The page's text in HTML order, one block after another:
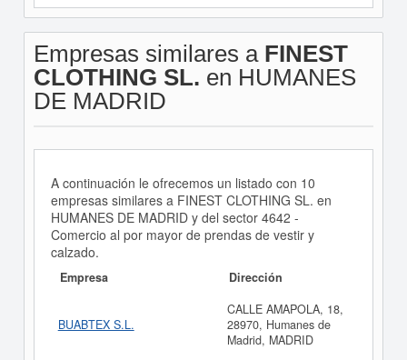
Empresas similares a FINEST
CLOTHING SL. en HUMANES
DE MADRID
A continuación le ofrecemos un listado con 10
empresas similares a FINEST CLOTHING SL. en
HUMANES DE MADRID y del sector 4642 -
Comercio al por mayor de prendas de vestir y
calzado.
Empresa Dirección
BUABTEX S.L.
CALLE AMAPOLA, 18,
28970, Humanes de
Madrid, MADRID